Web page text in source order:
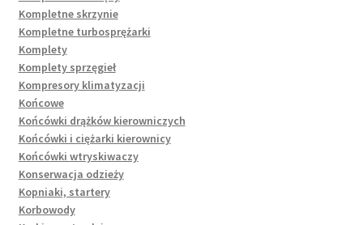
Kompletne skrzynie
Kompletne turbosprężarki
Komplety
Komplety sprzęgieł
Kompresory klimatyzacji
Końcowe
Końcówki drążków kierowniczych
Końcówki i ciężarki kierownicy
Końcówki wtryskiwaczy
Konserwacja odzieży
Kopniaki, startery
Korbowody